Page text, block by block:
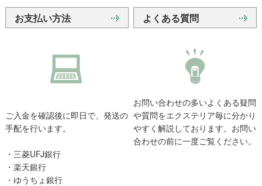
お支払い方法
ご入金を確認後に即日で、発送の
手配を行います。
・三菱UFJ銀行
・楽天銀行
・ゆうちょ銀行
よくある質問
お問い合わせの多いよくある疑問
や質問をエクステリア毎に分かり
やすく解説しております。お問い
合わせの前に一度ご覧ください。